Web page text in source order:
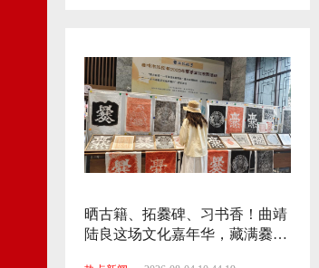
晒古籍、拓爨碑、习书香！曲靖
陆良这场文化嘉年华，藏满爨乡